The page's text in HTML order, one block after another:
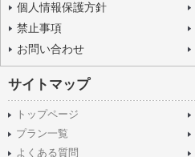
個人情報保護方針
禁止事項
お問い合わせ
サイトマップ
トップページ
プラン一覧
よくある質問